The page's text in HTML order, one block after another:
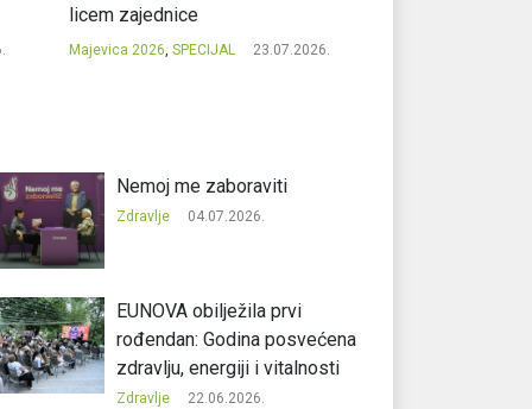
licem zajednice
Majevica 2026, SPECIJAL 23.07.2026.
Nemoj me zaboraviti
Zdravlje 04.07.2026.
EUNOVA obilježila prvi
rođendan: Godina posvećena
zdravlju, energiji i vitalnosti
Zdravlje 22.06.2026.